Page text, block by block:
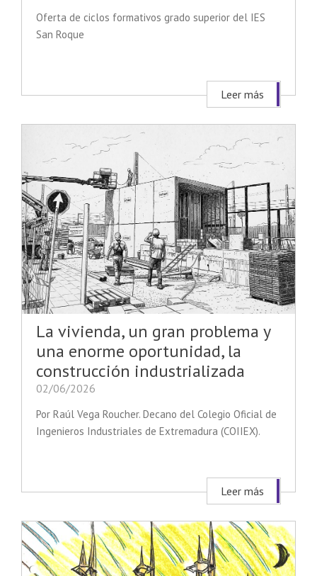
Oferta de ciclos formativos grado superior del IES
San Roque
Leer más
La vivienda, un gran problema y
una enorme oportunidad, la
construcción industrializada
02/06/2026
Por Raúl Vega Roucher. Decano del Colegio Oficial de
Ingenieros Industriales de Extremadura (COIIEX).
Leer más